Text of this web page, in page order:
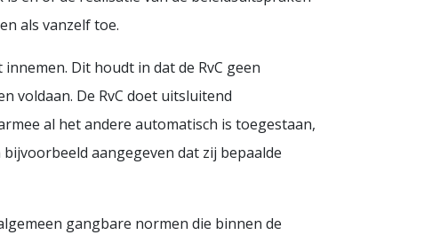
als vanzelf toe.
Dit houdt in dat de RvC geen
voldaan. De RvC doet uitsluitend
al het andere automatisch is toegestaan,
aangegeven dat zij bepaalde
gangbare normen die binnen de